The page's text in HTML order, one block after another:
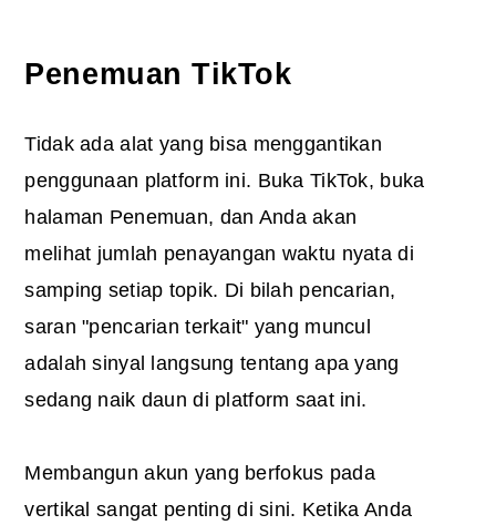
Penemuan TikTok
Tidak ada alat yang bisa menggantikan
penggunaan platform ini. Buka TikTok, buka
halaman Penemuan, dan Anda akan
melihat jumlah penayangan waktu nyata di
samping setiap topik. Di bilah pencarian,
saran "pencarian terkait" yang muncul
adalah sinyal langsung tentang apa yang
sedang naik daun di platform saat ini.
Membangun akun yang berfokus pada
vertikal sangat penting di sini. Ketika Anda